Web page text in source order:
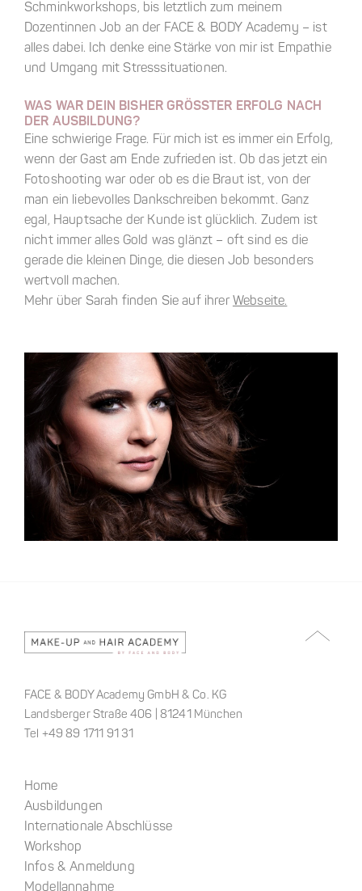
Schminkworkshops, bis letztlich zum meinem
Dozentinnen Job an der FACE & BODY Academy – ist
alles dabei. Ich denke eine Stärke von mir ist Empathie
und Umgang mit Stresssituationen.
WAS WAR DEIN BISHER GRÖSSTER ERFOLG NACH D
ER AUSBILDUNG?
Eine schwierige Frage. Für mich ist es immer ein Erfolg,
wenn der Gast am Ende zufrieden ist. Ob das jetzt ein
Fotoshooting war oder ob es die Braut ist, von der
man ein liebevolles Dankschreiben bekommt. Ganz
egal, Hauptsache der Kunde ist glücklich. Zudem ist
nicht immer alles Gold was glänzt – oft sind es die
gerade die kleinen Dinge, die diesen Job besonders
wertvoll machen.
Mehr über Sarah finden Sie auf ihrer Webseite.
FACE & BODY Academy GmbH & Co. KG
Landsberger Straße 406 | 81241 München
Tel +49 89 1711 91 31
Home
Ausbildungen
Internationale Abschlüsse
Workshop
Infos & Anmeldung
Modellannahme